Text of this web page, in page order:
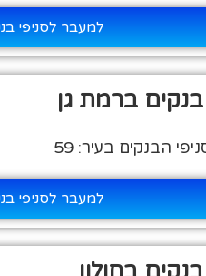
למעבר לסניפי
בנקים ברמת גן
הבנקים בעיר: 59
למעבר לסניפי